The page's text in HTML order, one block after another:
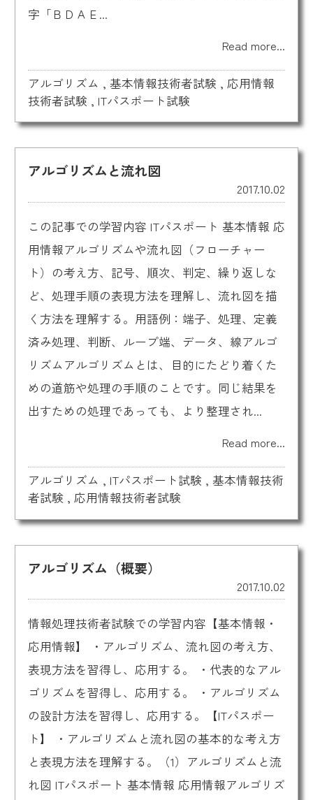
字「ＢＤＡＥ...
Read more...
アルゴリズム , 基本情報技術者試験 , 応用情報
技術者試験 , ITパスポート試験
アルゴリズムと流れ図
2017.10.02
この記事での学習内容 ITパスポート 基本情報 応
用情報アルゴリズムや流れ図（フローチャー
ト）の考え方、記号、順次、判定、繰り返しな
ど、処理手順の表現方法を理解し、流れ図を描
く方法を理解する。用語例：端子、処理、定義
済み処理、判断、ループ端、データ、線アルゴ
リズムアルゴリズムとは、目的にたどり着くた
めの道筋や処理の手順のことです。同じ結果を
出すための処理であっても、より整理され...
Read more...
アルゴリズム , ITパスポート試験 , 基本情報技術
者試験 , 応用情報技術者試験
アルゴリズム（概要）
2017.10.02
情報処理技術者試験での学習内容【基本情報・
応用情報】 ・アルゴリズム、流れ図の考え方、
表現方法を習得し、応用する。 ・代表的なアル
ゴリズムを習得し、応用する。 ・アルゴリズム
の設計方法を習得し、応用する。【ITパスポー
ト】 ・アルゴリズムと流れ図の基本的な考え方
と表現方法を理解する。（1）アルゴリズムと流
れ図 ITパスポート 基本情報 応用情報アルゴリズ